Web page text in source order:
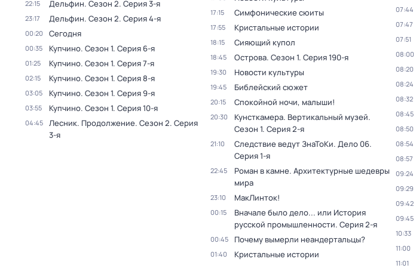
22:15 Дельфин. Сезон 2. Серия 3-я
23:17 Дельфин. Сезон 2. Серия 4-я
00:20 Сегодня
00:35 Купчино. Сезон 1. Серия 6-я
01:25 Купчино. Сезон 1. Серия 7-я
02:15 Купчино. Сезон 1. Серия 8-я
03:05 Купчино. Сезон 1. Серия 9-я
03:55 Купчино. Сезон 1. Серия 10-я
04:45 Лесник. Продолжение. Сезон 2. Серия
3-я
17:15 Симфонические сюиты
17:55 Кристальные истории
18:15 Сияющий купол
18:45 Острова. Сезон 1. Серия 190-я
19:30 Новости культуры
19:45 Библейский сюжет
20:15 Спокойной ночи, малыши!
20:30 Кунсткамера. Вертикальный музей.
Сезон 1. Серия 2-я
21:10 Следствие ведут ЗнаТоКи. Дело 06.
Серия 1-я
22:45
Роман в камне. Архитектурные шедевры
мира
23:10 МакЛинток!
00:15
Вначале было дело... или История
русской промышленности. Серия 2-я
00:45 Почему вымерли неандертальцы?
01:40 Кристальные истории
07:44
07:47
07:51
08:00
08:20
08:24
08:32
08:45
08:50
08:54
08:57
09:24
09:29
09:42
09:45
10:33
11:00
11:01